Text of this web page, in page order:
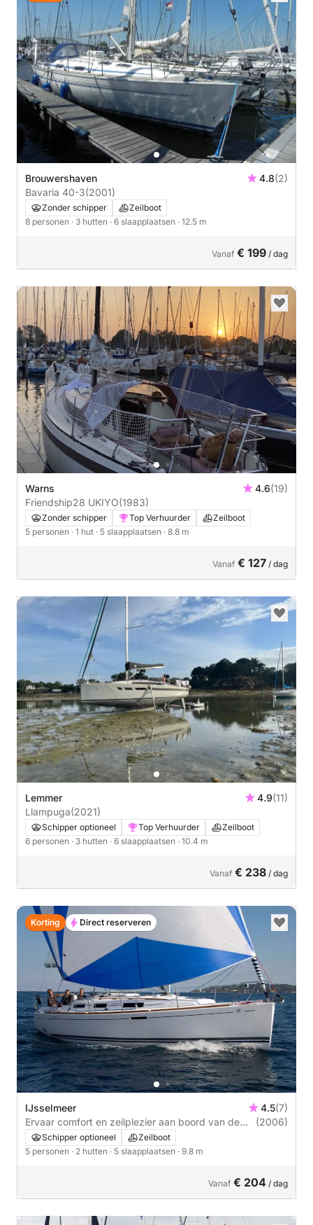
Brouwershaven 4.8(2)
Bavaria 40-3(2001)
Zonder schipper
Zeilboot
8 personen · 3 hutten · 6 slaapplaatsen · 12.5 m
Vanaf € 199 / dag
Warns 4.6(19)
Friendship28 UKIYO(1983)
Zonder schipper Top Verhuurder
Zeilboot
5 personen · 1 hut · 5 slaapplaatsen · 8.8 m
Vanaf € 127 / dag
Lemmer 4.9(11)
Llampuga(2021)
Schipper optioneel Top Verhuurder
Zeilboot
6 personen · 3 hutten · 6 slaapplaatsen · 10.4 m
Vanaf € 238 / dag
IJsselmeer 4.5(7)
Ervaar comfort en zeilplezier aan boord van de
Dufour 325 Grand Large
(2006)
Schipper optioneel
Zeilboot
5 personen · 2 hutten · 5 slaapplaatsen · 9.8 m
Vanaf € 204 / dag
Korting Direct reserveren